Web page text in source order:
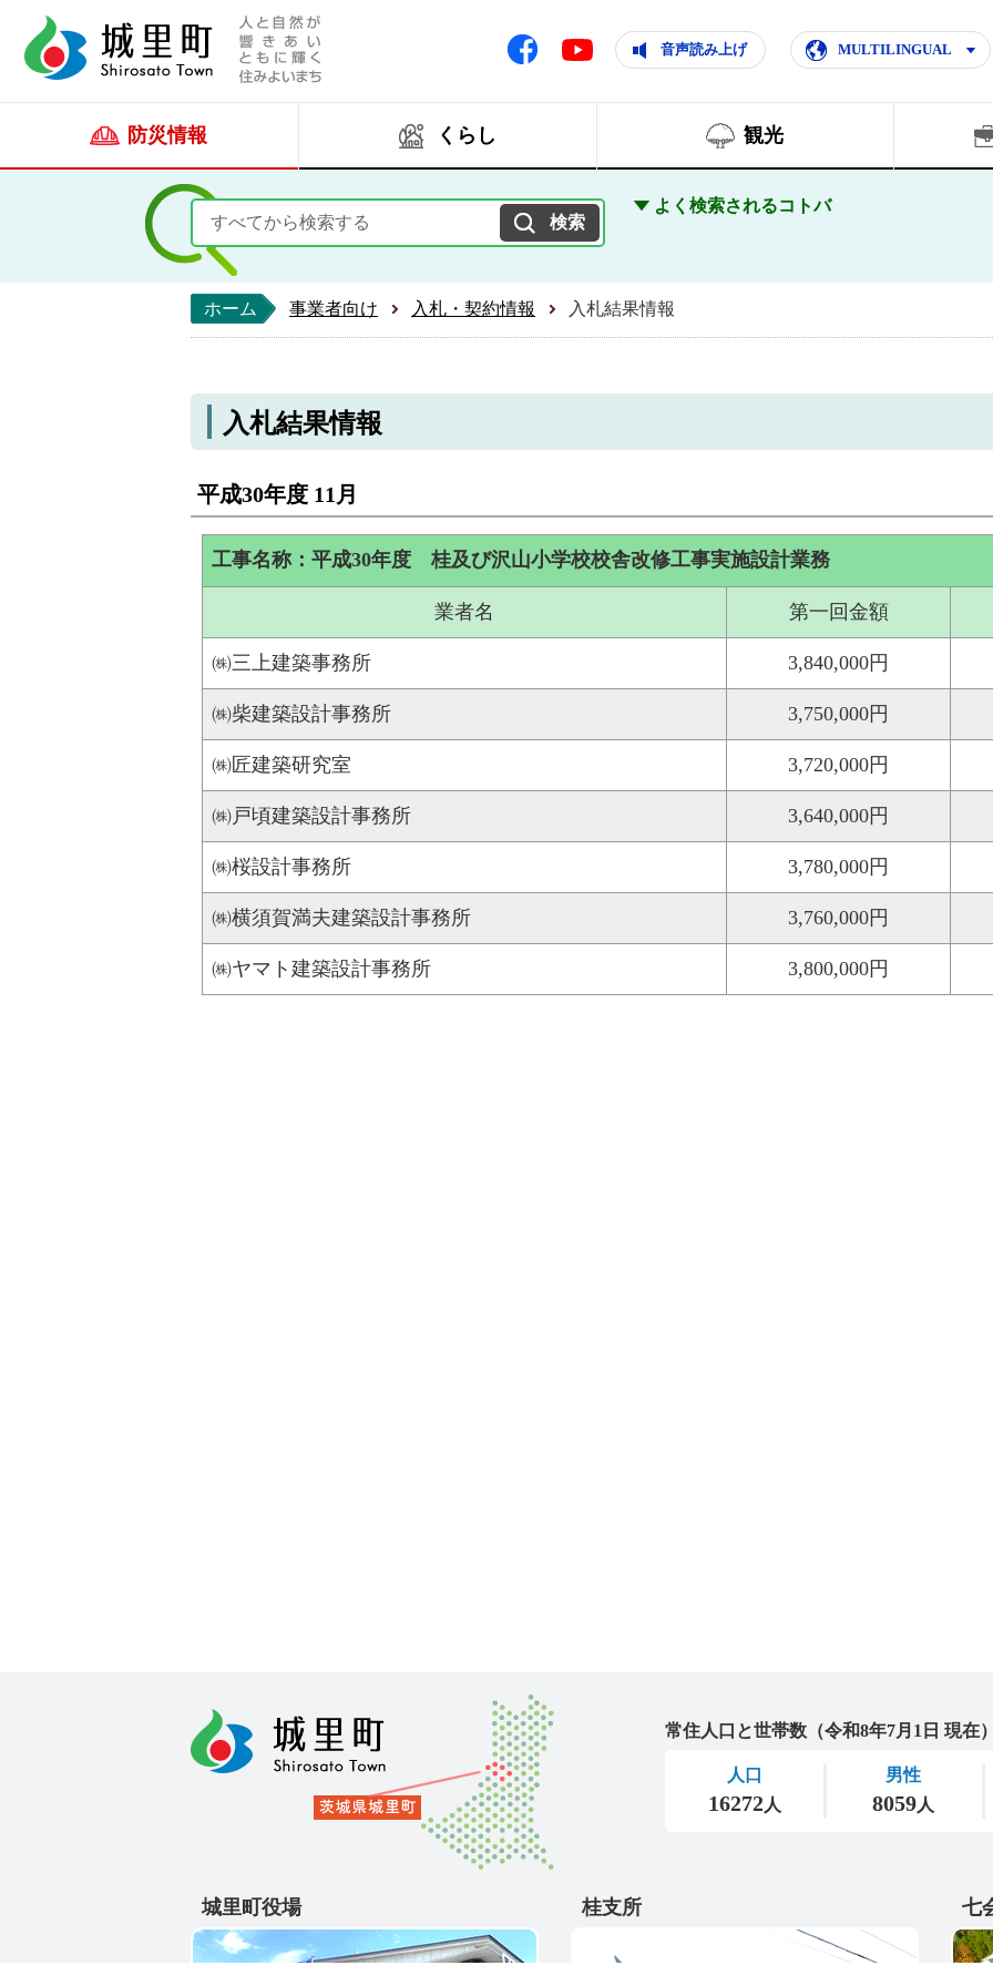
人と自然が響きあいともに輝く住みよいまち
Facebook Youtube 音声読み上げ MULTILINGUAL
防災情報 くらし 観光
よく検索されるコトバ
ホーム 事業者向け 入札・契約情報 入札結果情報
入札結果情報
平成30年度 11月
工事名称：平成30年度 桂及び沢山小学校校舎改修工事実施設計業務
業者名 第一回金額
㈱三上建築事務所 3,840,000円
㈱柴建築設計事務所 3,750,000円
㈱匠建築研究室 3,720,000円
㈱戸頃建築設計事務所 3,640,000円
㈱桜設計事務所 3,780,000円
㈱横須賀満夫建築設計事務所 3,760,000円
㈱ヤマト建築設計事務所 3,800,000円
城里町役場 桂支所 七